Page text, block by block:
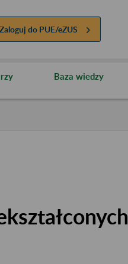
Zaloguj do PUE/eZUS
Baza wiedzy